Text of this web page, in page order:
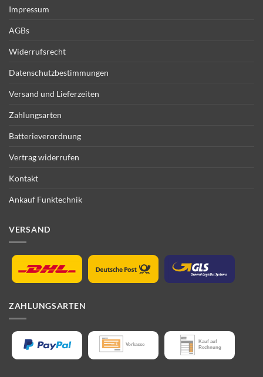
Impressum
AGBs
Widerrufsrecht
Datenschutzbestimmungen
Versand und Lieferzeiten
Zahlungsarten
Batterieverordnung
Vertrag widerrufen
Kontakt
Ankauf Funktechnik
VERSAND
ZAHLUNGSARTEN